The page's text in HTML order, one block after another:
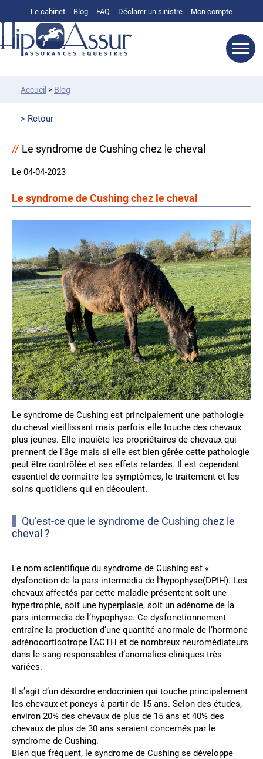
Le cabinet Blog FAQ Déclarer un sinistre Mon compte
Accueil > Blog
Retour
Le syndrome de Cushing chez le cheval
Le 04-04-2023
Le syndrome de Cushing chez le cheval
Le syndrome de Cushing est principalement une pathologie
du cheval vieillissant mais parfois elle touche des chevaux
plus jeunes. Elle inquiète les propriétaires de chevaux qui
prennent de l’âge mais si elle est bien gérée cette pathologie
peut être contrôlée et ses effets retardés. Il est cependant
essentiel de connaître les symptômes, le traitement et les
soins quotidiens qui en découlent.
Qu’est-ce que le syndrome de Cushing chez le
cheval ?
Le nom scientifique du syndrome de Cushing est «
dysfonction de la pars intermedia de l’hypophyse(DPIH). Les
chevaux affectés par cette maladie présentent soit une
hypertrophie, soit une hyperplasie, soit un adénome de la
pars intermedia de l’hypophyse. Ce dysfonctionnement
entraîne la production d’une quantité anormale de l’hormone
adrénocorticotrope l’ACTH et de nombreux neuromédiateurs
dans le sang responsables d’anomalies cliniques très
variées.
Il s’agit d’un désordre endocrinien qui touche principalement
les chevaux et poneys à partir de 15 ans. Selon des études,
environ 20% des chevaux de plus de 15 ans et 40% des
chevaux de plus de 30 ans seraient concernés par le
syndrome de Cushing.
Bien que fréquent, le syndrome de Cushing se développe